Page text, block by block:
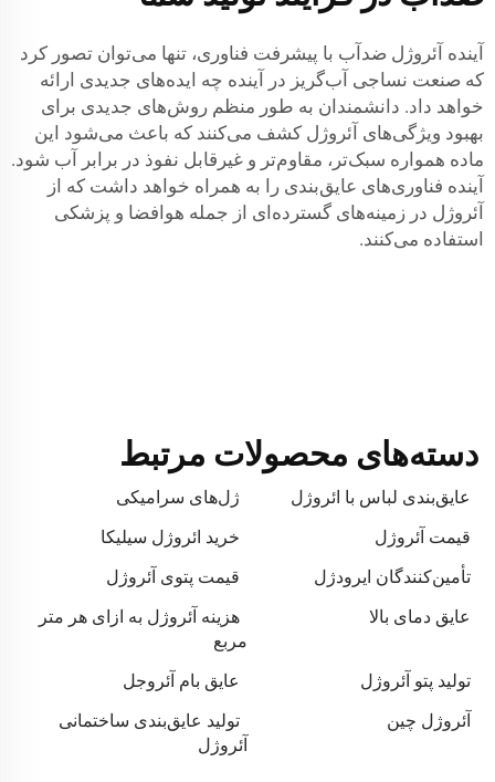
آینده آئروژل ضدآب با پیشرفت فناوری، تنها می‌توان تصور کرد
که صنعت نساجی آب‌گریز در آینده چه ایده‌های جدیدی ارائه
خواهد داد. دانشمندان به طور منظم روش‌های جدیدی برای
بهبود ویژگی‌های آئروژل کشف می‌کنند که باعث می‌شود این
ماده همواره سبک‌تر، مقاوم‌تر و غیرقابل نفوذ در برابر آب شود.
آینده فناوری‌های عایق‌بندی را به همراه خواهد داشت که از
آئروژل در زمینه‌های گسترده‌ای از جمله هوافضا و پزشکی
استفاده می‌کنند.
دسته‌های محصولات مرتبط
عایق‌بندی لباس با ائروژل
ژل‌های سرامیکی
قیمت آئروژل
خرید ائروژل سیلیکا
تأمین‌کنندگان ایرودژل
قیمت پتوی آئروژل
عایق دمای بالا
هزینه آئروژل به ازای هر متر
مربع
تولید پتو آئروژل
عایق بام آئروجل
آئروژل چین
تولید عایق‌بندی ساختمانی
آئروژل